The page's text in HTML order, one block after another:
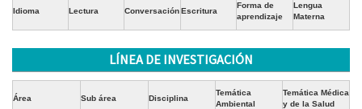
Idioma Lectura ConversaciónEscritura
Forma de
aprendizaje
Lengua
Materna
LÍNEA DE INVESTIGACIÓN
Área Sub área Disciplina
Temática
Ambiental
Temática Médica
y de la Salud